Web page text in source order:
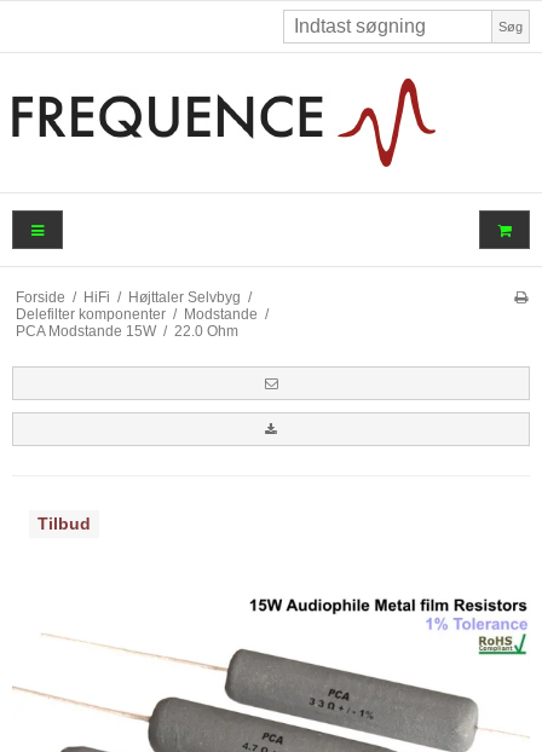
Søg
Forside / HiFi / Højttaler Selvbyg /
Delefilter komponenter / Modstande /
PCA Modstande 15W / 22.0 Ohm
Tilbud